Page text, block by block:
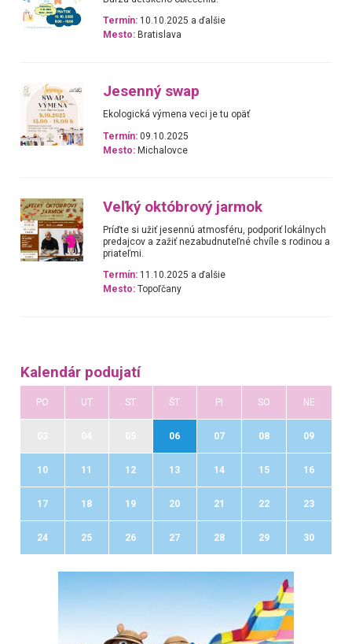
Termín: 10.10.2025 a ďalšie
Mesto: Bratislava
Jesenný swap
Ekologická výmena veci je tu opäť
Termín: 09.10.2025
Mesto: Michalovce
Veľký októbrový jarmok
Príďte si užiť jesennú atmosféru, podporiť lokálnych
predajcov a zažiť nezabudnuteľné chvíle s rodinou a
priateľmi.
Termín: 11.10.2025 a ďalšie
Mesto: Topoľčany
Kalendár podujatí
PO UT ST ŠT PI SO NE
06 07 08 09
10 11 12 13 14 15 16
17 18 19 20 21 22 23
24 25 26 27 28 29 30